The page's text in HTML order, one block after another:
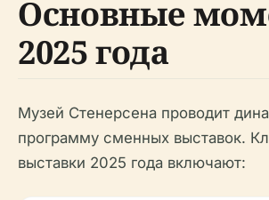
Основные
2025 года
Музей Стенерсена проводит
программу сменных выставок.
выставки 2025 года включают: